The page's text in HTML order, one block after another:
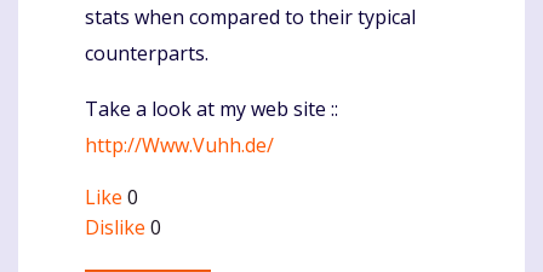
stats when compared to their typical
counterparts.
Take a look at my web site ::
http://Www.Vuhh.de/
Like 0
Dislike 0